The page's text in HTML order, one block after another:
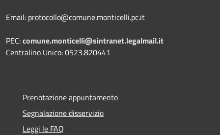
Email: protocollo@comune.monticelli.pc.it
PEC:comune.monticelli@sintranet.legalmail.it
Centralino Unico: 0523.820441
Prenotazione appuntamento
Segnalazione disservizio
Leggi le FAQ